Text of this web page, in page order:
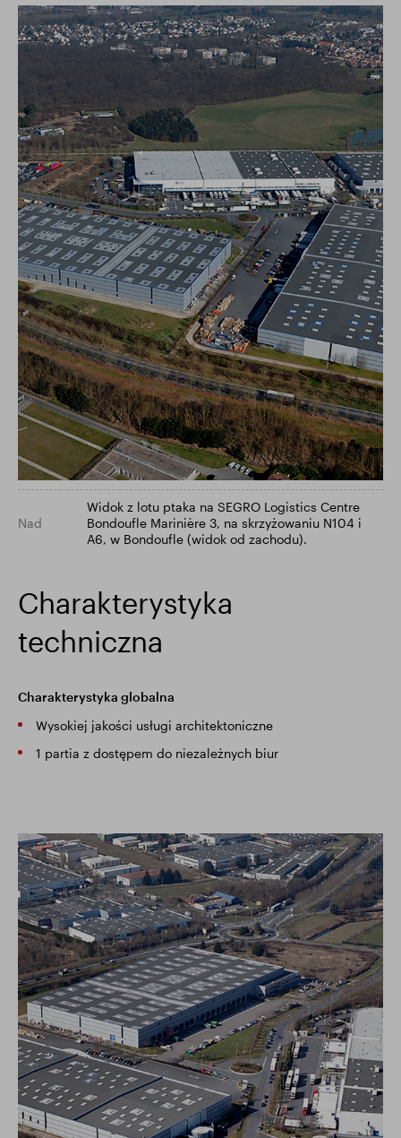
Nad
Widok z lotu ptaka na SEGRO Logistics Centre
Bondoufle Marinière 3, na skrzyżowaniu N104 i
A6, w Bondoufle (widok od zachodu).
Charakterystyka
techniczna
Charakterystyka globalna
Wysokiej jakości usługi architektoniczne
1 partia z dostępem do niezależnych biur